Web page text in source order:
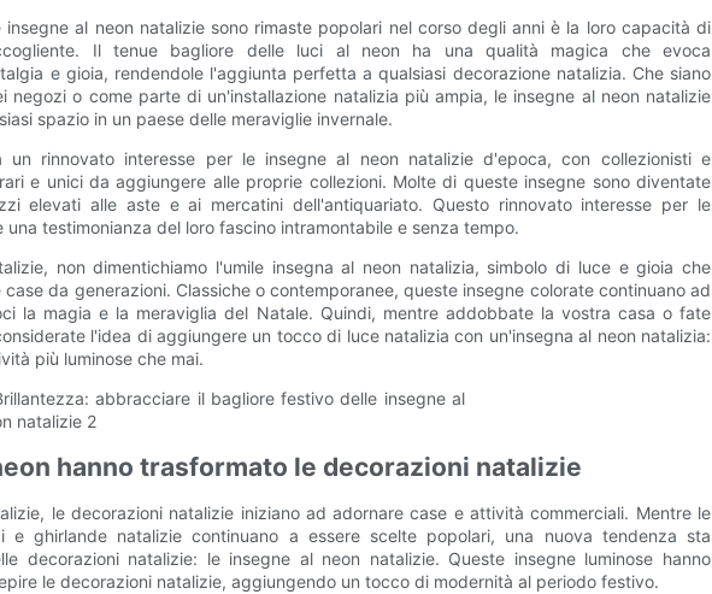
al neon natalizie sono rimaste popolari nel corso degli anni è la loro capacità di
Il tenue bagliore delle luci al neon ha una qualità magica che evoca
e gioia, rendendole l'aggiunta perfetta a qualsiasi decorazione natalizia. Che siano
negozi o come parte di un'installazione natalizia più ampia, le insegne al neon natalizie
spazio in un paese delle meraviglie invernale.
rinnovato interesse per le insegne al neon natalizie d'epoca, con collezionisti e
e unici da aggiungere alle proprie collezioni. Molte di queste insegne sono diventate
elevati alle aste e ai mercatini dell'antiquariato. Questo rinnovato interesse per le
testimonianza del loro fascino intramontabile e senza tempo.
non dimentichiamo l'umile insegna al neon natalizia, simbolo di luce e gioia che
da generazioni. Classiche o contemporanee, queste insegne colorate continuano ad
la magia e la meraviglia del Natale. Quindi, mentre addobbate la vostra casa o fate
l'idea di aggiungere un tocco di luce natalizia con un'insegna al neon natalizia:
più luminose che mai.
hanno trasformato le decorazioni natalizie
le decorazioni natalizie iniziano ad adornare case e attività commerciali. Mentre le
e ghirlande natalizie continuano a essere scelte popolari, una nuova tendenza sta
decorazioni natalizie: le insegne al neon natalizie. Queste insegne luminose hanno
le decorazioni natalizie, aggiungendo un tocco di modernità al periodo festivo.